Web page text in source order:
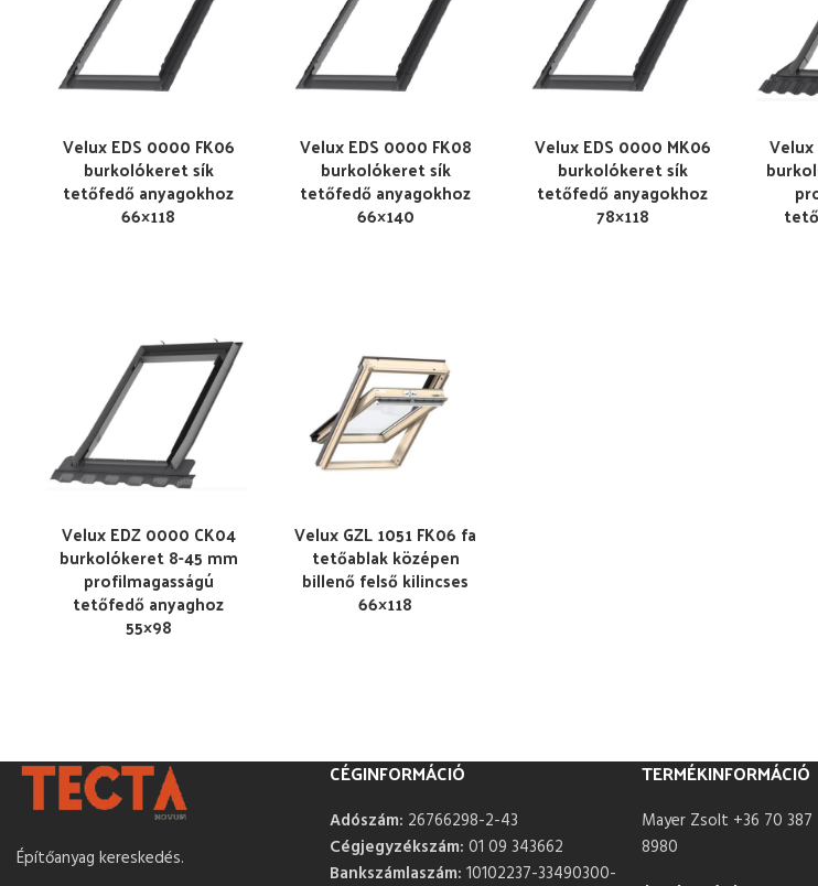
Velux EDS 0000 FK06
burkolókeret sík
tetőfedő anyagokhoz
66×118
Velux EDS 0000 FK08
burkolókeret sík
tetőfedő anyagokhoz
66×140
Velux EDS 0000 MK06
burkolókeret sík
tetőfedő anyagokhoz
78×118
Velux EDZ 0000 CK04
burkolókeret 8-45 mm
profilmagasságú
tetőfedő anyaghoz
55×98
Velux GZL 1051 FK06 fa
tetőablak középen
billenő felső kilincses
66×118
Építőanyag kereskedés.
CÉGINFORMÁCIÓ
Adószám: 26766298-2-43
Cégjegyzékszám: 01 09 343662
Bankszámlaszám: 10102237-33490300-
TERMÉKINFORMÁCIÓ
Mayer Zsolt +36 70 387
8980